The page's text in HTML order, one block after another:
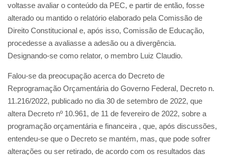
voltasse avaliar o conteúdo da PEC, e partir de então, fosse
alterado ou mantido o relatório elaborado pela Comissão de
Direito Constitucional e, após isso, Comissão de Educação,
procedesse a avaliasse a adesão ou a divergência.
Designando-se como relator, o membro Luiz Claudio.
Falou-se da preocupação acerca do Decreto de
Reprogramação Orçamentária do Governo Federal, Decreto n.
11.216/2022, publicado no dia 30 de setembro de 2022, que
altera Decreto nº 10.961, de 11 de fevereiro de 2022, sobre a
programação orçamentária e financeira , que, após discussões,
entendeu-se que o Decreto se mantém, mas, que pode sofrer
alterações ou ser retirado, de acordo com os resultados das